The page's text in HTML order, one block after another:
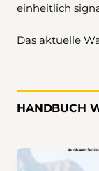
einheitlich
Das aktuelle
HANDBUCH